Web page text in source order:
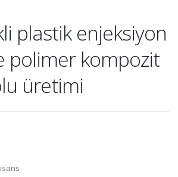
plastik enjeksiyon
polimer kompozit
üretimi